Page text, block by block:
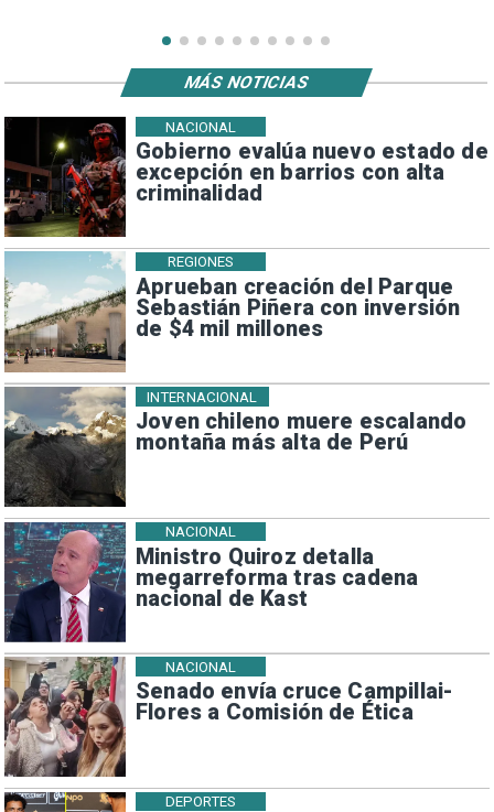
Gobierno evalúa nuevo estado de
excepción en barrios con alta
criminalidad
NACIONAL
Aprueban creación del Parque
Sebastián Piñera con inversión
de $4 mil millones
REGIONES
Joven chileno muere escalando
montaña más alta de Perú
INTERNACIONAL
Ministro Quiroz detalla
megarreforma tras cadena
nacional de Kast
NACIONAL
Senado envía cruce Campillai-
Flores a Comisión de Ética
NACIONAL
DEPORTES
MÁS NOTICIAS